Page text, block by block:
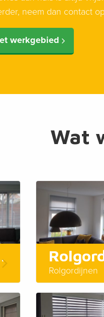
neem dan contact
werkgebied
Wat
Rolgordijnen